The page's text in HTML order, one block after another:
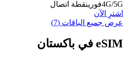
4G/5Gفورينقطة اتصال
اشترِ الآن
عرض جميع الباقات (7)
eSIM في باكستان